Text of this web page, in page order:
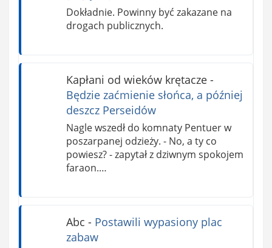
Dokładnie. Powinny być zakazane na
drogach publicznych.
Kapłani od wieków krętacze-
Będzie zaćmienie słońca, a później
deszcz Perseidów
Nagle wszedł do komnaty Pentuer w
poszarpanej odzieży. - No, a ty co
powiesz? - zapytał z dziwnym spokojem
faraon.…
Abc - Postawili wypasiony plac
zabaw